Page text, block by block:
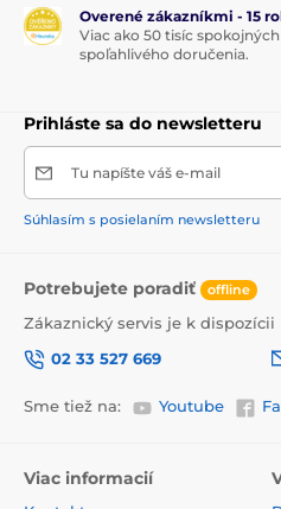
Overené zákazníkmi - 15
Viac ako 50 tisíc
spoľahlivého doručenia.
Prihláste sa do newsletteru
Tu napíšte váš e-mail
Súhlasím s posielaním newsletteru
Potrebujete poradiť offline
Zákaznický servis je k dispozícii
02 33 527 669
Sme tiež na: Youtube
Viac informacií